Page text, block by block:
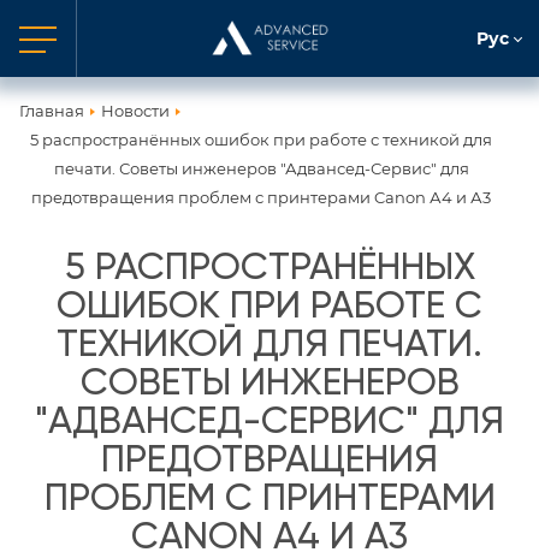
Рус
Главная
Новости
5 распространённых ошибок при работе с техникой для
печати. Советы инженеров "Адвансед-Сервис" для
предотвращения проблем с принтерами Canon А4 и А3
5 РАСПРОСТРАНЁННЫХ
ОШИБОК ПРИ РАБОТЕ С
ТЕХНИКОЙ ДЛЯ ПЕЧАТИ.
СОВЕТЫ ИНЖЕНЕРОВ
"АДВАНСЕД-СЕРВИС" ДЛЯ
ПРЕДОТВРАЩЕНИЯ
ПРОБЛЕМ С ПРИНТЕРАМИ
CANON А4 И А3